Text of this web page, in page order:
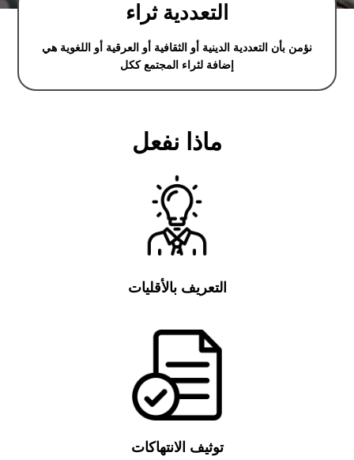
التعددية ثراء
نؤمن بأن التعددية الدينية أو الثقافية أو العرقية أو اللغوية هي
إضافة لثراء المجتمع ككل
ماذا نفعل
التعريف بالأقليات
توثيف الانتهاكات